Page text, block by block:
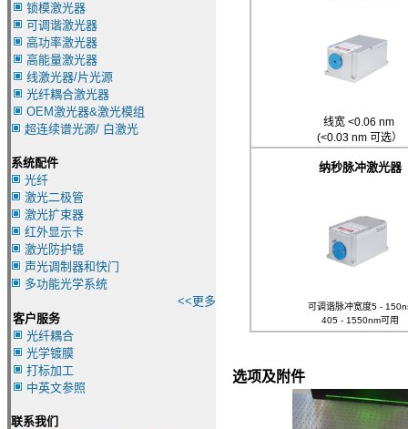
锁模激光器
可调谐激光器
高功率激光器
高能量激光器
线激光器/片光源
光纤耦合激光器
OEM激光器&激光模组
超连续谱光源/ 白激光
系统配件
光纤
激光二极管
激光扩束器
红外显示卡
激光防护镜
声光调制器和快门
多功能光学系统
<<更多
客户服务
光纤耦合
光学镀膜
打标加工
中英文参照
联系我们
线宽 <0.06 nm
(<0.03 nm 可选）
纳秒脉冲激光器
可调谐脉冲宽度5 -
405 - 1550nm可用
选项及附件